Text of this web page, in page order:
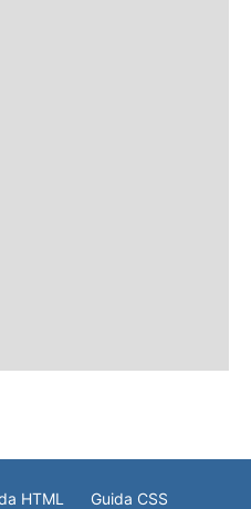
HTML
Guida CSS